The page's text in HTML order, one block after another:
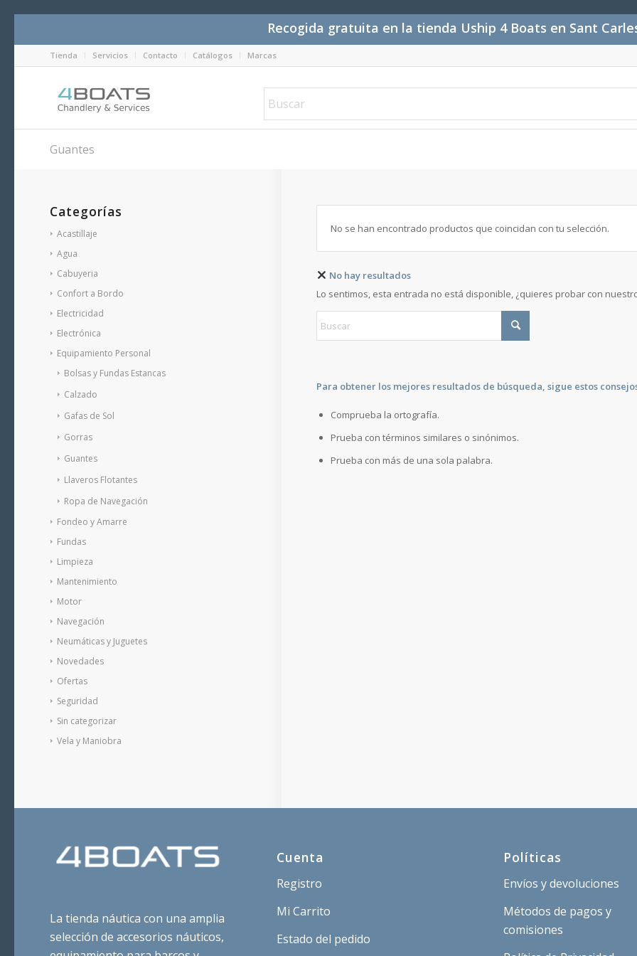
Recogida gratuita en la tienda Uship 4 Boats en Sant
Tienda Servicios Contacto Catálogos Marcas
Guantes
No se han encontrado productos que coincidan con tu selección.
No hay resultados
Lo sentimos, esta entrada no está disponible, ¿quieres probar con
Para obtener los mejores resultados de búsqueda, sigue estos
Comprueba la ortografía.
Prueba con términos similares o sinónimos.
Prueba con más de una sola palabra.
Categorías
Acastillaje
Agua
Cabuyeria
Confort a Bordo
Electricidad
Electrónica
Equipamiento Personal
Bolsas y Fundas Estancas
Calzado
Gafas de Sol
Gorras
Guantes
Llaveros Flotantes
Ropa de Navegación
Fondeo y Amarre
Fundas
Limpieza
Mantenimiento
Motor
Navegación
Neumáticas y Juguetes
Novedades
Ofertas
Seguridad
Sin categorizar
Vela y Maniobra
La tienda náutica con una amplia
selección de accesorios náuticos,
Cuenta
Registro
Mi Carrito
Estado del pedido
Políticas
Envíos y devoluciones
Métodos de pagos y
comisiones